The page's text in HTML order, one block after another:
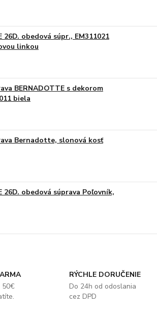
26D. obedová súpr., EM311021
linkou
BERNADOTTE s dekorom
biela
Bernadotte, slonová kosť
26D. obedová súprava Poľovník,
50€
RÝCHLE DORUČENIE
Do 24h od odoslania
cez DPD